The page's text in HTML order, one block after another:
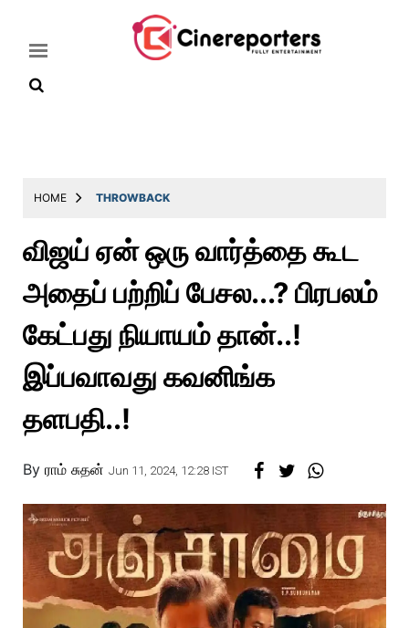
Latest
Throwback
Television
Reviews
Story
HOME THROWBACK
விஜய் ஏன் ஒரு வார்த்தை கூட
அதைப் பற்றிப் பேசல...? பிரபலம்
கேட்பது நியாயம் தான்..!
இப்பவாவது கவனிங்க
தளபதி..!
By ராம் சுதன் Jun 11, 2024, 12:28 IST